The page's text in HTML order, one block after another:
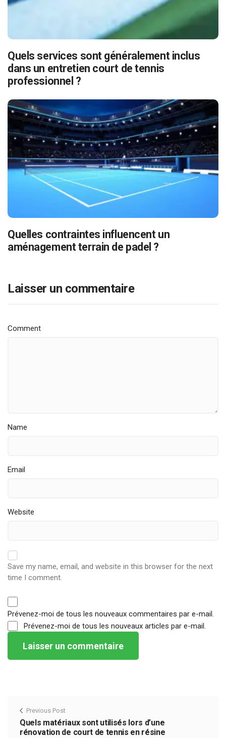
Quels services sont généralement inclus
dans un entretien court de tennis
professionnel ?
Quelles contraintes influencent un
aménagement terrain de padel ?
Laisser un commentaire
Comment
Name
Email
Website
Save my name, email, and website in this browser for the next
time I comment.
Prévenez-moi de tous les nouveaux commentaires par e-mail.
Prévenez-moi de tous les nouveaux articles par e-mail.
Previous Post
Quels matériaux sont utilisés lors d’une
rénovation de court de tennis en résine